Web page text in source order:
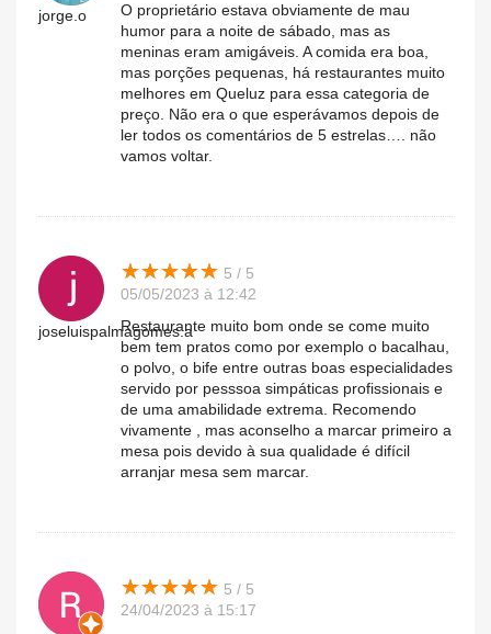
jorge.o
O proprietário estava obviamente de mau
humor para a noite de sábado, mas as
meninas eram amigáveis. A comida era boa,
mas porções pequenas, há restaurantes muito
melhores em Queluz para essa categoria de
preço. Não era o que esperávamos depois de
ler todos os comentários de 5 estrelas…. não
vamos voltar.
joseluispalmagomes.a
★★★★★
★★★★★ 5 / 5
05/05/2023 à 12:42
Restaurante muito bom onde se come muito
bem tem pratos como por exemplo o bacalhau,
o polvo, o bife entre outras boas especialidades
servido por pesssoa simpáticas profissionais e
de uma amabilidade extrema. Recomendo
vivamente , mas aconselho a marcar primeiro a
mesa pois devido à sua qualidade é difícil
arranjar mesa sem marcar.
★★★★★
★★★★★ 5 / 5
24/04/2023 à 15:17